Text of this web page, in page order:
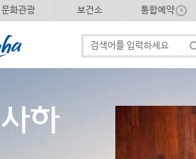
문화관광 보건소 통합예약